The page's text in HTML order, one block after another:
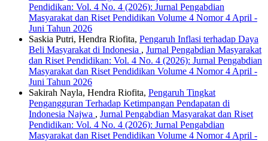
Pendidikan: Vol. 4 No. 4 (2026): Jurnal Pengabdian
Masyarakat dan Riset Pendidikan Volume 4 Nomor 4 April -
Juni Tahun 2026
Saskia Putri, Hendra Riofita, Pengaruh Inflasi terhadap Daya
Beli Masyarakat di Indonesia , Jurnal Pengabdian Masyarakat
dan Riset Pendidikan: Vol. 4 No. 4 (2026): Jurnal Pengabdian
Masyarakat dan Riset Pendidikan Volume 4 Nomor 4 April -
Juni Tahun 2026
Sakirah Nayla, Hendra Riofita, Pengaruh Tingkat
Pengangguran Terhadap Ketimpangan Pendapatan di
Indonesia Najwa , Jurnal Pengabdian Masyarakat dan Riset
Pendidikan: Vol. 4 No. 4 (2026): Jurnal Pengabdian
Masyarakat dan Riset Pendidikan Volume 4 Nomor 4 April -